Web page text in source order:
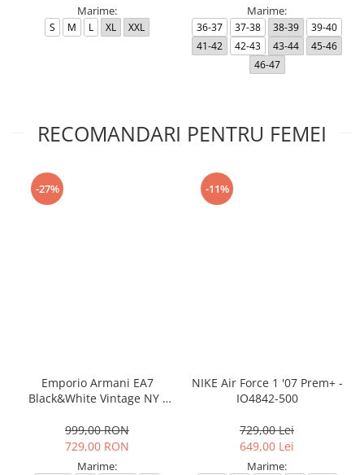
Marime:
S M L XL XXL
Marime:
36-37 37-38 38-39
39-40
41-42
42-43 43-44
45-46
46-47
RECOMANDARI PENTRU FEMEI
-27%
Emporio Armani EA7
Black&White Vintage NY -
999,00 RON
729,00 RON
Marime:
-11%
NIKE Air Force 1 '07 Prem+ -
IO4842-500
729,00 Lei
649,00 Lei
Marime: